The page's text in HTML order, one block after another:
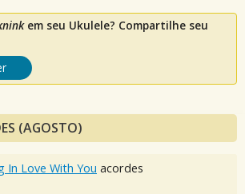
em seu Ukulele? Compartilhe seu
(AGOSTO)
In Love With You acordes